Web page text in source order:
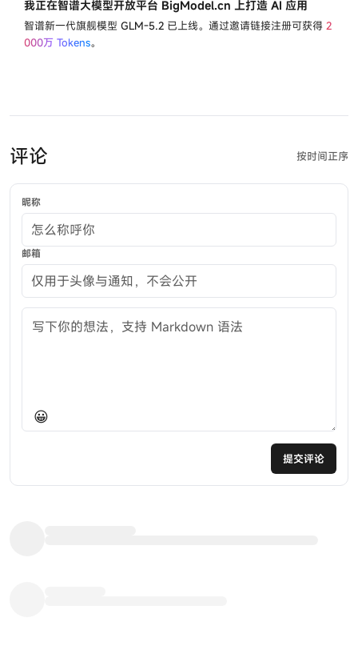
我正在智谱大模型开放平台 BigModel.cn 上打造 AI 应用
智谱新一代旗舰模型 GLM-5.2 已上线。通过邀请链接注册可获得 2
000万 Tokens。
评论 按时间正序
昵称
邮箱
评论内容
😀
提交评论